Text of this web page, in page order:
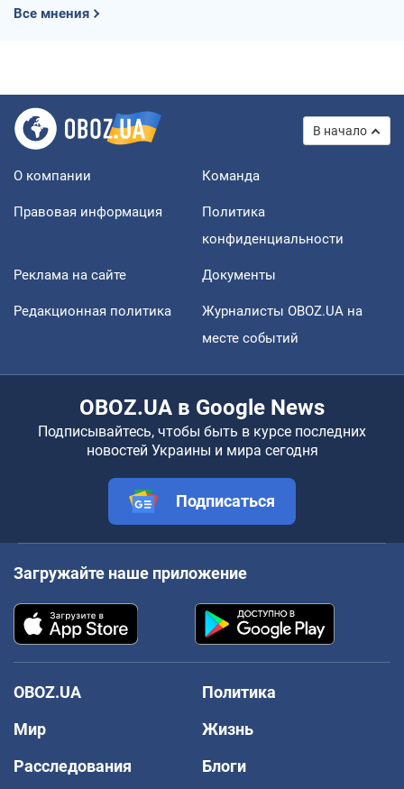
Все мнения
В начало
О компании Команда
Правовая информация
Политика
конфиденциальности
Реклама на сайте Документы
Редакционная политика
Журналисты OBOZ.UA на
месте событий
OBOZ.UA в Google News
Подписывайтесь, чтобы быть в курсе последних
новостей Украины и мира сегодня
Подписаться
Загружайте наше приложение
OBOZ.UA
Политика
Мир
Жизнь
Расследования
Блоги